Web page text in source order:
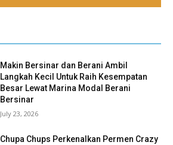
Makin Bersinar dan Berani Ambil
Langkah Kecil Untuk Raih Kesempatan
Besar Lewat Marina Modal Berani
Bersinar
July 23, 2026
Chupa Chups Perkenalkan Permen Crazy